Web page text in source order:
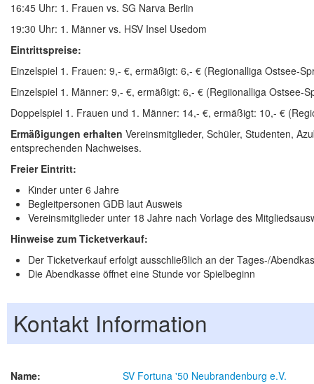
16:45 Uhr: 1. Frauen vs. SG Narva Berlin
19:30 Uhr: 1. Männer vs. HSV Insel Usedom
Eintrittspreise:
Einzelspiel 1. Frauen: 9,- €, ermäßigt: 6,- € (Regionalliga Ostsee-
Einzelspiel 1. Männer: 9,- €, ermäßigt: 6,- € (Regiionalliga Ostsee-
Doppelspiel 1. Frauen und 1. Männer: 14,- €, ermäßigt: 10,- €
Ermäßigungen erhalten Vereinsmitglieder, Schüler, Studenten,
entsprechenden Nachweises.
Freier Eintritt:
Kinder unter 6 Jahre
Begleitpersonen GDB laut Ausweis
Vereinsmitglieder unter 18 Jahre nach Vorlage des
Hinweise zum Ticketverkauf:
Der Ticketverkauf erfolgt ausschließlich an der Tages-/
Die Abendkasse öffnet eine Stunde vor Spielbeginn
Kontakt Information
Name:
SV Fortuna '50 Neubrandenburg e.V.